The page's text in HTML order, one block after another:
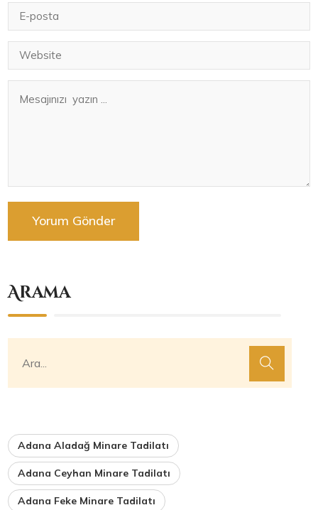
Arama
Adana Aladağ Minare Tadilatı
Adana Ceyhan Minare Tadilatı
Adana Feke Minare Tadilatı